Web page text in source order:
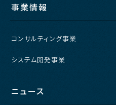
事業情報
コンサルティング事業
システム開発事業
ニュース